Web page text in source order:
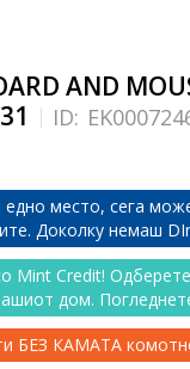
AND
ID:
место, сега
Доколку немаш
Mint Credit!
дом.
БЕЗ КАМАТА